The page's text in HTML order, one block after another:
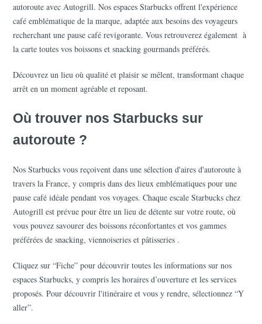
autoroute avec Autogrill. Nos espaces Starbucks offrent l'expérience
café emblématique de la marque, adaptée aux besoins des voyageurs
recherchant une pause café revigorante. Vous retrouverez également  à
la carte toutes vos boissons et snacking gourmands préférés.
Découvrez un lieu où qualité et plaisir se mêlent, transformant chaque
arrêt en un moment agréable et reposant.
Où trouver nos Starbucks sur
autoroute ?
Nos Starbucks vous reçoivent dans une sélection d'aires d'autoroute à
travers la France, y compris dans des lieux emblématiques pour une
pause café idéale pendant vos voyages. Chaque escale Starbucks chez
Autogrill est prévue pour être un lieu de détente sur votre route, où
vous pouvez savourer des boissons réconfortantes et vos gammes
préférées de snacking, viennoiseries et pâtisseries .
Cliquez sur “Fiche” pour découvrir toutes les informations sur nos
espaces Starbucks, y compris les horaires d’ouverture et les services
proposés. Pour découvrir l'itinéraire et vous y rendre, sélectionnez “Y
aller”.